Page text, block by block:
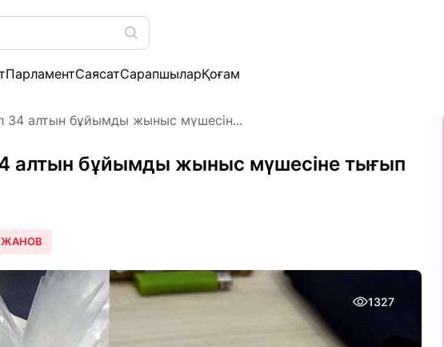
ПарламентСаясатСарапшыларҚоғам
34 алтын бұйымды жыныс мүшесін...
алтын бұйымды жыныс мүшесіне тығып
1327